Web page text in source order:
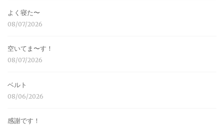
よく寝た〜
08/07/2026
空いてま〜す！
08/07/2026
ベルト
08/06/2026
感謝です！